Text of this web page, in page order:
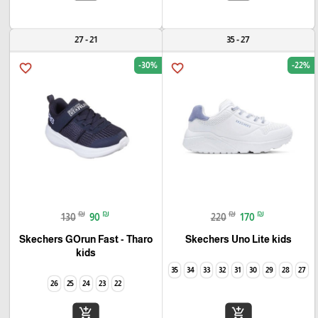
27 - 35
favorite_border -22%
220 ₪ 170 ₪
Skechers Uno Lite kids
27
28
29
30
31
32
33
34
35
add_shopping_cart
21 - 27
favorite_border -30%
130 ₪ 90 ₪
Skechers GOrun Fast - Tharo
kids
22
23
24
25
26
add_shopping_cart